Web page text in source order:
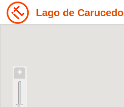
Lago de Carucedo
+